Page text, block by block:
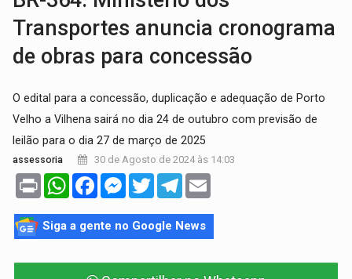
Transportes anuncia cronograma
de obras para concessão
O edital para a concessão, duplicação e adequação de Porto
Velho a Vilhena sairá no dia 24 de outubro com previsão de
leilão para o dia 27 de março de 2025
assessoria 30 de Agosto de 2024 às 14:03
Print WhatsAppFacebookMessenger
TwitterTelegram
Siga a gente no Google News